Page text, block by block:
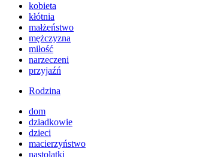
kobieta
kłótnia
małżeństwo
mężczyzna
miłość
narzeczeni
przyjaźń
Rodzina
dom
dziadkowie
dzieci
macierzyństwo
nastolatki